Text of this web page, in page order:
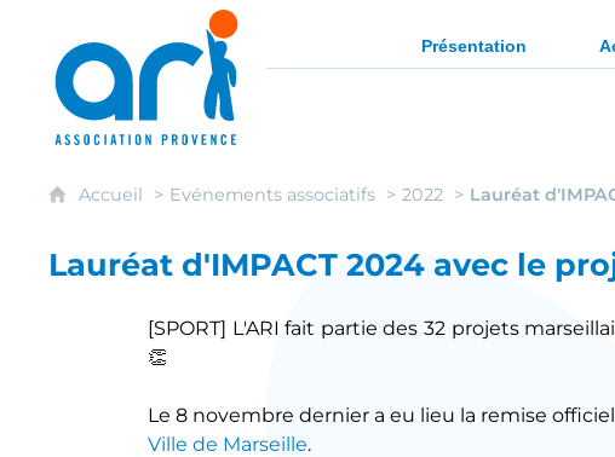
ARI - Association régionale pour l'intégration
Présentation
Accueil Evénements associatifs 2022 Lauréat
Lauréat d'IMPACT 2024 avec le
[SPORT] L'ARI fait partie des 32 projets
👏
Le 8 novembre dernier a eu lieu la remise
Ville de Marseille.